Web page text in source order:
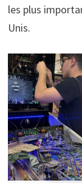
les plus
Unis.